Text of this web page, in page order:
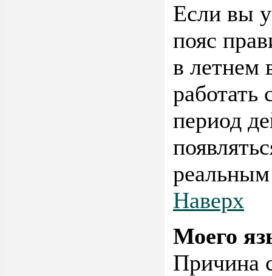
Если вы
пояс
в летнем
работать
период
Наверх
Моего
Причина